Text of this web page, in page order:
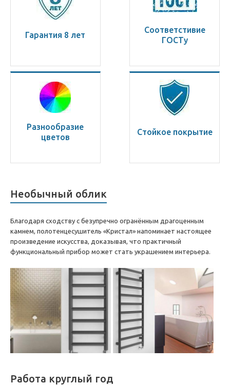
Гарантия 8 лет
Соответстивие
ГОСТу
Разнообразие
цветов
Стойкое покрытие
Необычный облик
Благодаря сходству с безупречно огранённым драгоценным
камнем, полотенцесушитель «Кристал» напоминает настоящее
произведение искусства, доказывая, что практичный
функциональный прибор может стать украшением интерьера.
Работа круглый год